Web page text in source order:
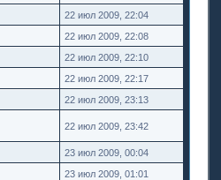
22 июл 2009, 22:04
22 июл 2009, 22:08
22 июл 2009, 22:10
22 июл 2009, 22:17
22 июл 2009, 23:13
22 июл 2009, 23:42
23 июл 2009, 00:04
23 июл 2009, 01:01